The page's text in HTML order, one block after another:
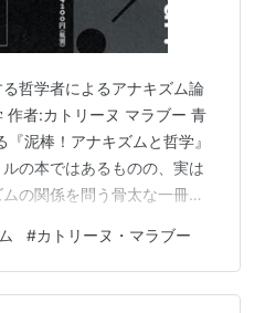
哲学者によるアナキズム論
作者:カトリーヌ マラブー 青
泥棒！アナキズムと哲学』
の本ではあるものの、実は
の関係を問う骨太な一冊。
・デリダに師事しており、
」に関しては現代を代表す
未来: 可塑性・時間性・弁証
#カトリーヌ・マラブー